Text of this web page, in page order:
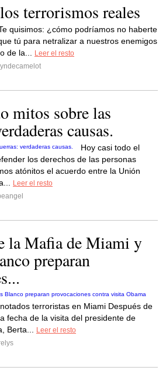
terrorismos reales
quisimos: ¿cómo podríamos no haberte
tú para netralizar a nuestros enemigos
de la...
Leer el resto
mitos sobre las
causas.
Hoy casi todo el
los derechos de las personas
atónitos el acuerdo entre la Unión
Leer el resto
la Mafia de Miami y
preparan
terroristas en Miami Después de
fecha de la visita del presidente de
Berta...
Leer el resto